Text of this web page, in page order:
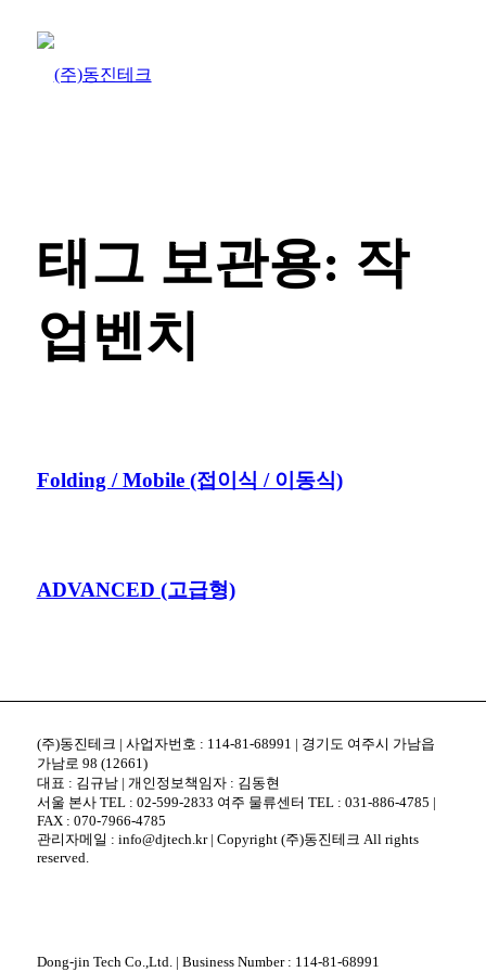
태그 보관용: 작
업벤치
Folding / Mobile (접이식 / 이동식)
ADVANCED (고급형)
(주)동진테크 | 사업자번호 : 114-81-68991 | 경기도 여주시 가남읍
가남로 98 (12661)
대표 : 김규남 | 개인정보책임자 : 김동현
서울 본사 TEL : 02-599-2833 여주 물류센터 TEL : 031-886-4785 |
FAX : 070-7966-4785
관리자메일 : info@djtech.kr | Copyright (주)동진테크 All rights
reserved.
Dong-jin Tech Co.,Ltd. | Business Number : 114-81-68991